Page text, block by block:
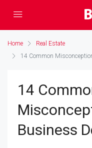
Home
Real Estate
14 Common
14
Business